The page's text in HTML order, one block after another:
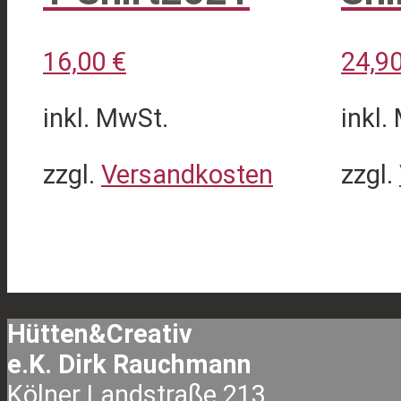
16,00 €
inkl. MwSt.
zzgl. Versandkosten
weist
mehrere
Varianten
auf.
inkl.
zzgl.
weist
Hütten&Creativ
e.K. Dirk Rauchmann
Kölner Landstraße 213